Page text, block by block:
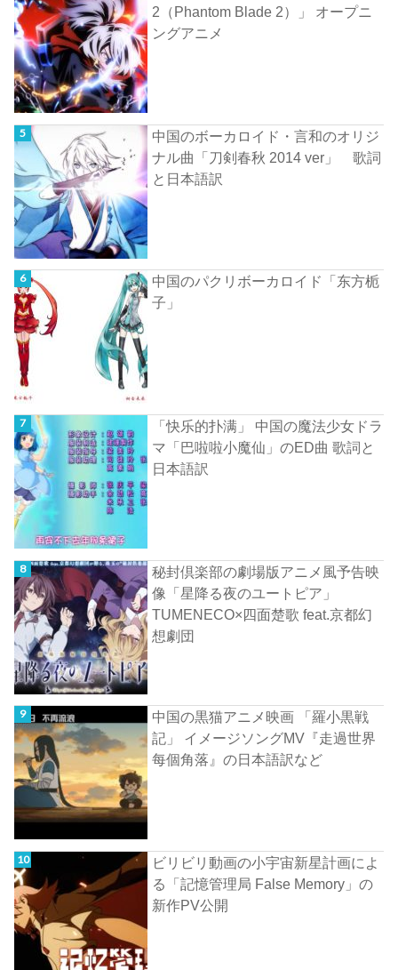
2（Phantom Blade 2）」 オープニ
ングアニメ
中国のボーカロイド・言和のオリジ
ナル曲「刀剣春秋 2014 ver」 歌詞
と日本語訳
中国のパクリボーカロイド「东方栀
子」
「快乐的扑满」 中国の魔法少女ドラ
マ「巴啦啦小魔仙」のED曲 歌詞と
日本語訳
秘封倶楽部の劇場版アニメ風予告映
像「星降る夜のユートピア」
TUMENECO×四面楚歌 feat.京都幻
想劇団
中国の黒猫アニメ映画 「羅小黒戦
記」 イメージソングMV『走過世界
每個角落』の日本語訳など
ビリビリ動画の小宇宙新星計画によ
る「記憶管理局 False Memory」の
新作PV公開